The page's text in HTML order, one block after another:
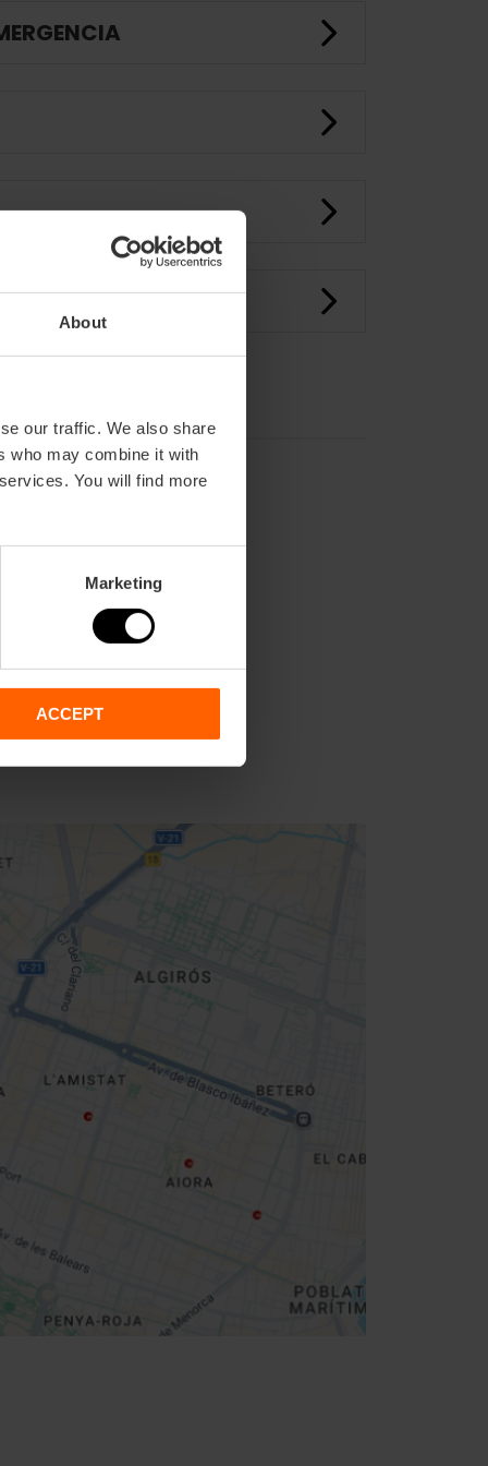
About
our traffic. We also share
who may combine it with
You will find more
Marketing
ACCEPT